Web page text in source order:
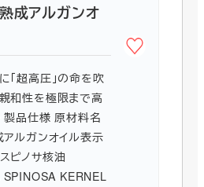
成アルガンオ
「超高圧」の命を吹
和性を極限まで高
製品仕様 原材料名
ルガンオイル表示
ピノサ核油
KERNEL